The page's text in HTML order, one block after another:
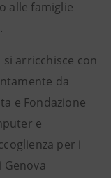
alle famiglie
arricchisce con
da
e Fondazione
e
per i
Genova